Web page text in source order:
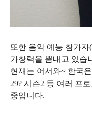
또한 음악 예능 참가
가창력을 뽐내고 있습
현재는 어서와~ 한국
29? 시즌2 등 여러 프
중입니다.